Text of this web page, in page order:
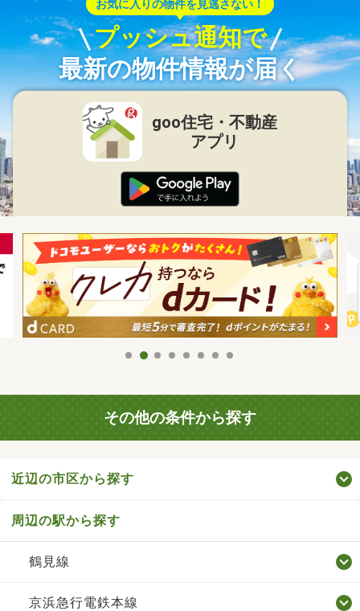
お気に入りの物件を見逃さない！
プッシュ通知で
最新の物件情報が届く
goo住宅・不動産
アプリ
その他の条件から探す
近辺の市区から探す
周辺の駅から探す
鶴見線
京浜急行電鉄本線